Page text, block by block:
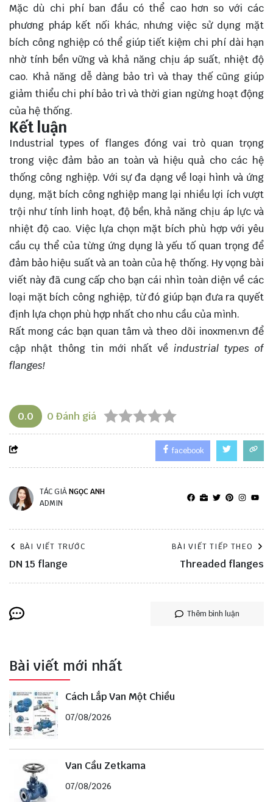
Mặc dù chi phí ban đầu có thể cao hơn so với các
phương pháp kết nối khác, nhưng việc sử dụng mặt
bích công nghiệp có thể giúp tiết kiệm chi phí dài hạn
nhờ tính bền vững và khả năng chịu áp suất, nhiệt độ
cao. Khả năng dễ dàng bảo trì và thay thế cũng giúp
giảm thiểu chi phí bảo trì và thời gian ngừng hoạt động
của hệ thống.
Kết luận
Industrial types of flanges đóng vai trò quan trọng
trong việc đảm bảo an toàn và hiệu quả cho các hệ
thống công nghiệp. Với sự đa dạng về loại hình và ứng
dụng, mặt bích công nghiệp mang lại nhiều lợi ích vượt
trội như tính linh hoạt, độ bền, khả năng chịu áp lực và
nhiệt độ cao. Việc lựa chọn mặt bích phù hợp với yêu
cầu cụ thể của từng ứng dụng là yếu tố quan trọng để
đảm bảo hiệu suất và an toàn của hệ thống. Hy vọng bài
viết này đã cung cấp cho bạn cái nhìn toàn diện về các
loại mặt bích công nghiệp, từ đó giúp bạn đưa ra quyết
định lựa chọn phù hợp nhất cho nhu cầu của mình.
Rất mong các bạn quan tâm và theo dõi inoxmen.vn để
cập nhật thông tin mới nhất vềindustrial types of
flanges!
0.0 0 Đánh giá
facebook
TÁC GIẢNGỌC ANH
ADMIN
BÀI VIẾT TRƯỚC
DN 15 flange
BÀI VIẾT TIẾP THEO
Threaded flanges
Thêm bình luận
Bài viết mới nhất
Cách Lắp Van Một Chiều
07/08/2026
Van Cầu Zetkama
07/08/2026